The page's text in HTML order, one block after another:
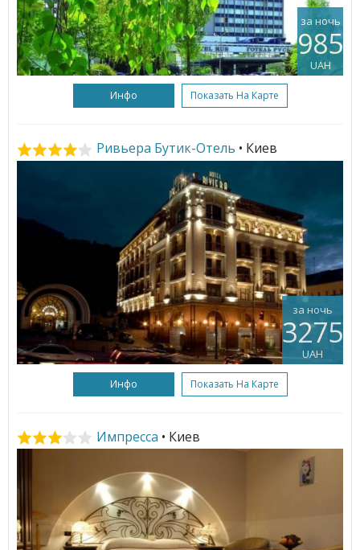
за ночь
985
UAH
Инфо Показать На Карте
Ривьера Бутик-Отель • Киев
за ночь
3275
UAH
Инфо Показать На Карте
Импресса • Киев